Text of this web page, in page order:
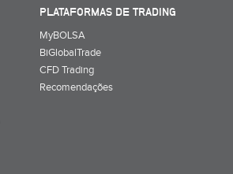
PLATAFORMAS DE TRADING
MyBOLSA
BiGlobalTrade
CFD Trading
Recomendações